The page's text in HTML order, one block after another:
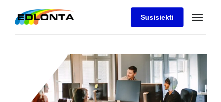
Susisiekti